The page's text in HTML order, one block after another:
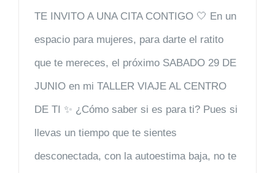
TE INVITO A UNA CITA CONTIGO 🤍 En un
espacio para mujeres, para darte el ratito
que te mereces, el próximo SABADO 29 DE
JUNIO en mi TALLER VIAJE AL CENTRO
DE TI ✨ ¿Cómo saber si es para ti? Pues si
llevas un tiempo que te sientes
desconectada, con la autoestima baja, no te